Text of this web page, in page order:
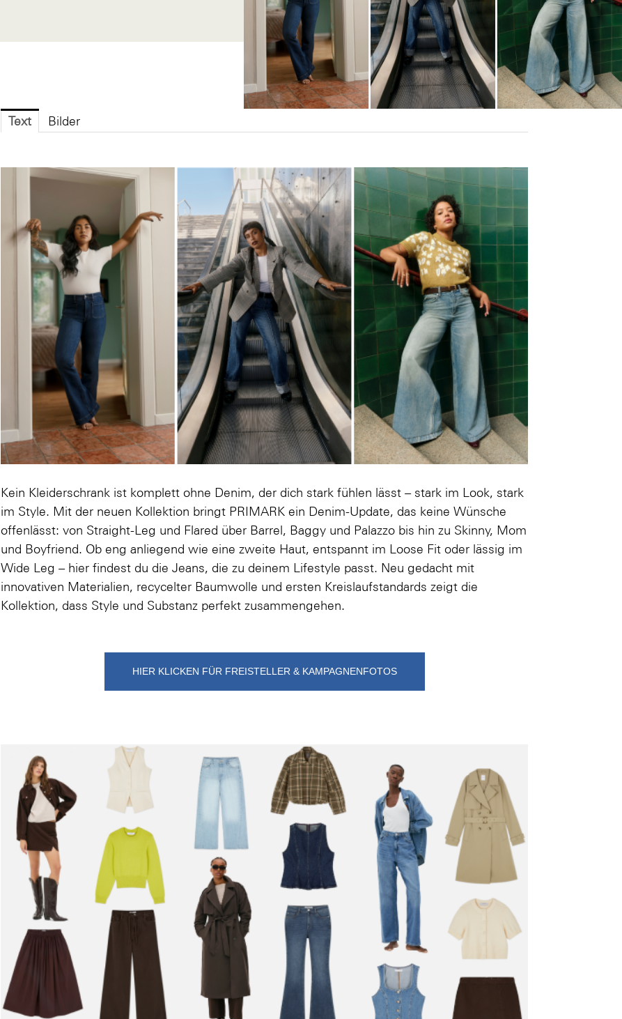
Text Bilder
Kein Kleiderschrank ist komplett ohne Denim, der dich stark fühlen lässt – stark im Look, stark
im Style. Mit der neuen Kollektion bringt PRIMARK ein Denim-Update, das keine Wünsche
offenlässt: von Straight-Leg und Flared über Barrel, Baggy und Palazzo bis hin zu Skinny, Mom
und Boyfriend. Ob eng anliegend wie eine zweite Haut, entspannt im Loose Fit oder lässig im
Wide Leg – hier findest du die Jeans, die zu deinem Lifestyle passt. Neu gedacht mit
innovativen Materialien, recycelter Baumwolle und ersten Kreislaufstandards zeigt die
Kollektion, dass Style und Substanz perfekt zusammengehen.
HIER KLICKEN FÜR FREISTELLER & KAMPAGNENFOTOS